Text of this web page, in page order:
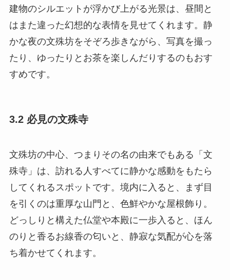
建物のシルエットが浮かび上がる光景は、昼間と
はまた違った幻想的な表情を見せてくれます。静
かな夜の文殊坊をそぞろ歩きながら、写真を撮っ
たり、ゆったりとお茶を楽しんだりするのもおす
すめです。
3.2 必見の文殊寺
文殊坊の中心、つまりその名の由来でもある「文
殊寺」は、訪れる人すべてに静かな感動をもたら
してくれるスポットです。境内に入ると、まず目
を引くのは重厚な山門と、色鮮やかな屋根飾り。
どっしりと構えた仏堂や本殿に一歩入ると、ほん
のりと香るお線香の匂いと、静寂な気配が心を落
ち着かせてくれます。